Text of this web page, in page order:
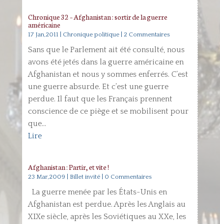
Chronique 32 – Afghanistan : sortir de la guerre
américaine
17 Jan,2011 Chronique politique| 2 Commentaires
Sans que le Parlement ait été consulté, nous
avons été jetés dans la guerre américaine en
Afghanistan et nous y sommes enferrés. C’est
une guerre absurde. Et c’est une guerre
perdue. Il faut que les Français prennent
conscience de ce piège et se mobilisent pour
que...
Lire
Afghanistan : Partir, et vite !
23 Mar,2009 Billet invité| 0 Commentaires
La guerre menée par les États-Unis en
Afghanistan est perdue. Après les Anglais au
XIXe siècle, après les Soviétiques au XXe, les